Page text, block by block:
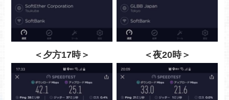
＜夕方17時＞ ＜夜20時＞